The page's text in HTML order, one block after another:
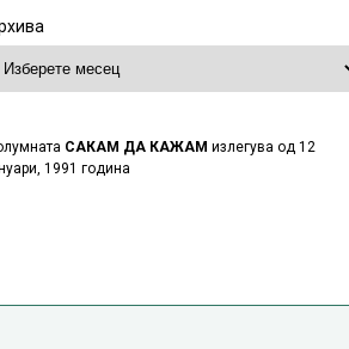
САКАМ ДА КАЖАМ излегува од 12
1991 година